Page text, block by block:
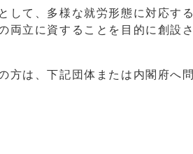
て、多様な就労形態に対応す
両立に資することを目的に創設
は、下記団体または内閣府へ